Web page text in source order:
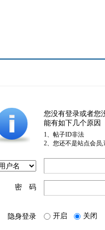
您没有登录或者您
能有如下几个原因
1、帖子ID非法
2、您还不是站点会员
密 码
隐身登录 开启 关闭